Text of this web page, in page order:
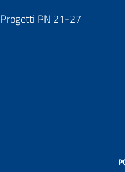
Progetti PN 21-27